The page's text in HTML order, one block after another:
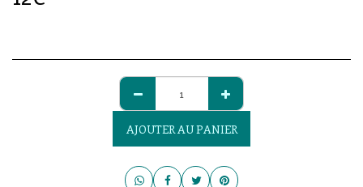
AJOUTER AU PANIER